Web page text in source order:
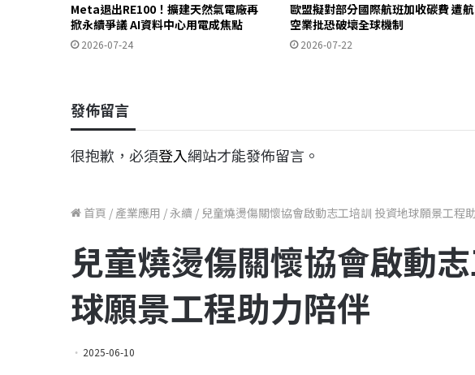
Meta退出RE100！擴建天然氣電廠再
掀永續爭議 AI資料中心用電成焦點
2026-07-24
歐盟擬對部分國際航班加收碳費 遭航
空業批恐破壞全球機制
2026-07-22
發佈留言
很抱歉，必須登入網站才能發佈留言。